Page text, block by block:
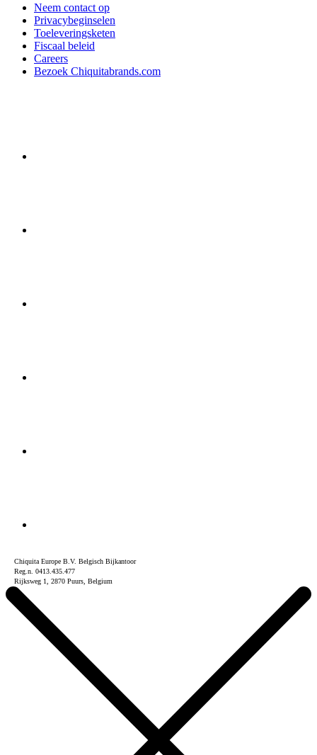
Neem contact op
Privacybeginselen
Toeleveringsketen
Fiscaal beleid
Careers
Bezoek Chiquitabrands.com
Chiquita Europe B.V. Belgisch Bijkantoor
Reg.n. 0413.435.477
Rijksweg 1, 2870 Puurs, Belgium